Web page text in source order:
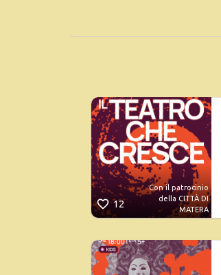
12
Con il patrocinio
della CITTÀ DI
MATERA